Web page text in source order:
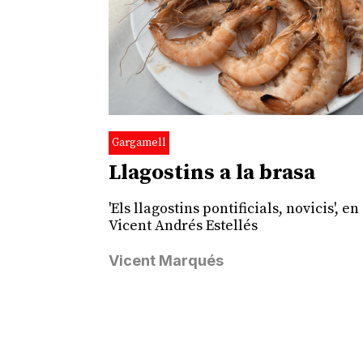
Gargamell
Llagostins a la brasa
'Els llagostins pontificials, novicis', en
Vicent Andrés Estellés
Vicent Marqués